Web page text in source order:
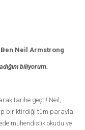
Ben Neil Armstrong
biliyorum.
tarihe geçti! Neil,
biriktirdiği tüm parayla
mühendislik okudu ve